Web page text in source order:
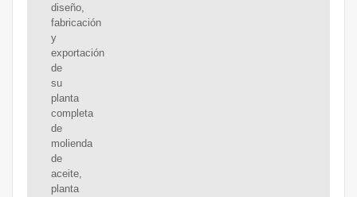
diseño,
fabricación
y
exportación
de
su
planta
completa
de
molienda
de
aceite,
planta